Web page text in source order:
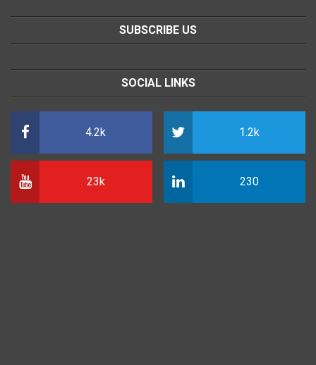
SUBSCRIBE US
SOCIAL LINKS
4.2k 1.2k
23k 230